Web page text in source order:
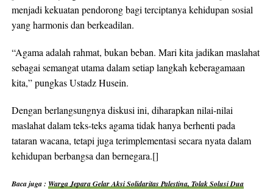
menjadi kekuatan pendorong bagi terciptanya kehidupan sosial
yang harmonis dan berkeadilan.
“Agama adalah rahmat, bukan beban. Mari kita jadikan maslahat
sebagai semangat utama dalam setiap langkah keberagamaan
kita,” pungkas Ustadz Husein.
Dengan berlangsungnya diskusi ini, diharapkan nilai-nilai
maslahat dalam teks-teks agama tidak hanya berhenti pada
tataran wacana, tetapi juga terimplementasi secara nyata dalam
kehidupan berbangsa dan bernegara.[]
Baca juga : Warga Jepara Gelar Aksi Solidaritas Palestina, Tolak Solusi Dua